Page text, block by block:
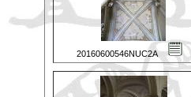
20160600546NUC2A